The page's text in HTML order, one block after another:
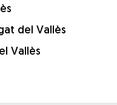
del Vallès
Vallès